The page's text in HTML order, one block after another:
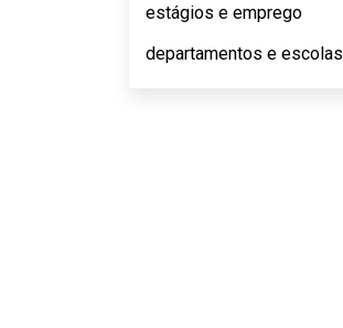
estágios e emprego
departamentos e escolas